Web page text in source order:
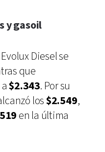
y gasoil
Diesel se
que
a$2.343. Por su
los$2.549,
en la última